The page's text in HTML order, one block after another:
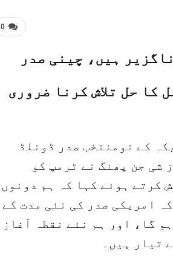
0
ہیں، چینی صدر
کا حل تلاش کرنا ضروری
کے نومنتخب صدر ڈونلڈ
شی جن پھنگ نے ٹرمپ کو
کرتے ہوئے کہا کہ ہم دونوں
امریکی صدر کی نئی مدت کے
گا، اور ہم نئے نقطہ آغاز
تیار ہیں۔